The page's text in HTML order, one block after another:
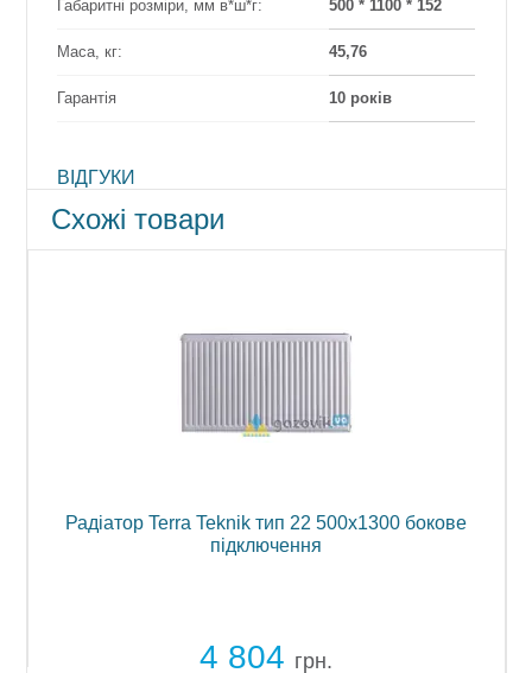
Габаритні розміри, мм в*ш*г: 500 * 1100 * 152
Маса, кг: 45,76
Гарантія 10 років
ВІДГУКИ
Схожі товари
Радіатор Terra Teknik тип 22 500х1300 бокове
підключення
4 804 грн.